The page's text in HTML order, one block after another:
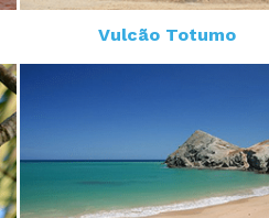
Vulcão Totumo